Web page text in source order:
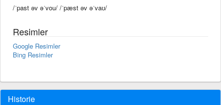
/ˈpast əv əˈvou/ /ˈpæst əv əˈvaʊ/
Resimler
Google Resimler
Bing Resimler
Historie